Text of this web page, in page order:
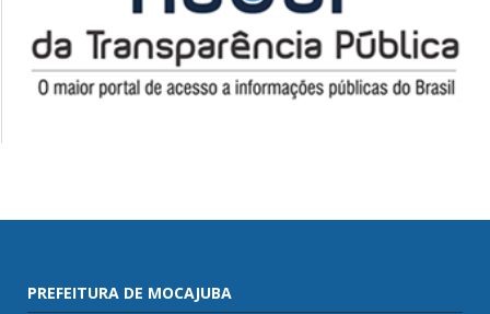
PREFEITURA DE MOCAJUBA